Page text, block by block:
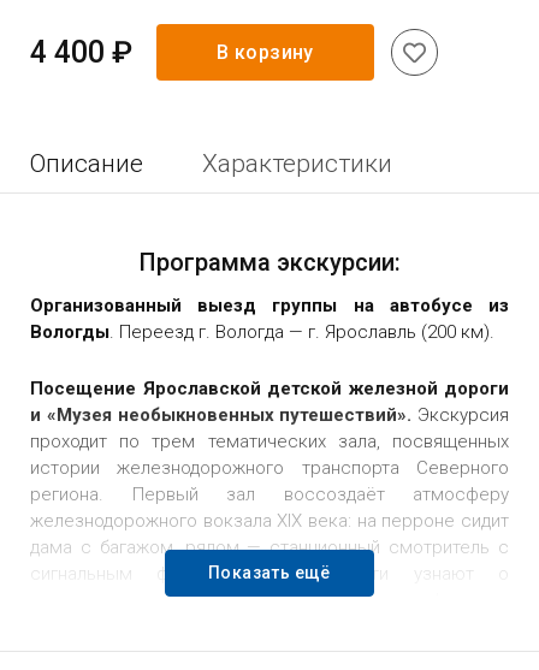
4 400 ₽ В корзину
Описание Характеристики
Программа экскурсии:
Организованный выезд группы на автобусе из
Вологды. Переезд г. Вологда — г. Ярославль (200 км).
Посещение Ярославской детской железной дороги
и «Музея необыкновенных путешествий». Экскурсия
проходит по трем тематических зала, посвященных
истории железнодорожного транспорта Северного
региона. Первый зал воссоздаёт атмосферу
железнодорожного вокзала XIX века: на перроне сидит
дама с багажом, рядом — станционный смотритель с
сигнальным фонарём. Здесь гости узнают о
зарождении железных дорог. Второй зал оформлен
представляет отдельную композицию о Северной
Показать ещё